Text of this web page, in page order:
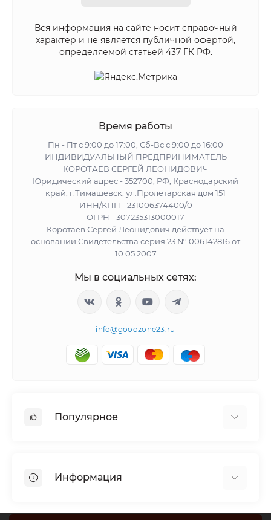
Вся информация на сайте носит справочный
характер и не является публичной офертой,
определяемой статьей 437 ГК РФ.
Время работы
Пн - Пт с 9:00 до 17:00, Сб-Вс с 9:00 до 16:00
ИНДИВИДУАЛЬНЫЙ ПРЕДПРИНИМАТЕЛЬ
КОРОТАЕВ СЕРГЕЙ ЛЕОНИДОВИЧ
Юридический адрес - 352700, РФ, Краснодарский
край, г.Тимашевск, ул.Пролетарская дом 151
ИНН/КПП - 231006374400/0
ОГРН - 307235313000017
Коротаев Сергей Леонидович действует на
основании Свидетельства серия 23 № 006142816 от
10.05.2007
Мы в социальных сетях:
info@goodzone23.ru
Популярное
Сушильные машины
Посудомоечные машины
Информация
Отзывы о магазине